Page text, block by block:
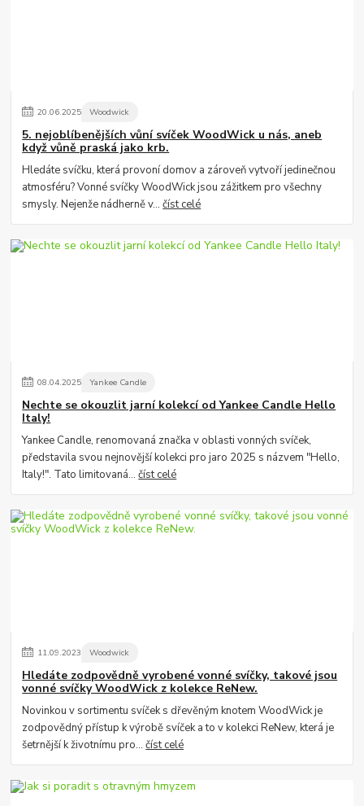
20.06.2025 Woodwick
5. nejoblíbenějších vůní svíček WoodWick u nás, aneb
když vůně praská jako krb.
Hledáte svíčku, která provoní domov a zároveň vytvoří jedinečnou
atmosféru? Vonné svíčky WoodWick jsou zážitkem pro všechny
smysly. Nejenže nádherně v...číst celé
08.04.2025 Yankee Candle
Nechte se okouzlit jarní kolekcí od Yankee Candle Hello
Italy!
Yankee Candle, renomovaná značka v oblasti vonných svíček,
představila svou nejnovější kolekci pro jaro 2025 s názvem "Hello,
Italy!". Tato limitovaná...číst celé
11.09.2023 Woodwick
Hledáte zodpovědně vyrobené vonné svíčky, takové jsou
vonné svíčky WoodWick z kolekce ReNew.
Novinkou v sortimentu svíček s dřevěným knotem WoodWick je
zodpovědný přístup k výrobě svíček a to v kolekci ReNew, která je
šetrnější k životnímu pro...číst celé